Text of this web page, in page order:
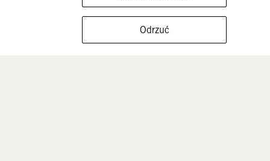
FILTRUJ ROZMIARY
Odrzuć